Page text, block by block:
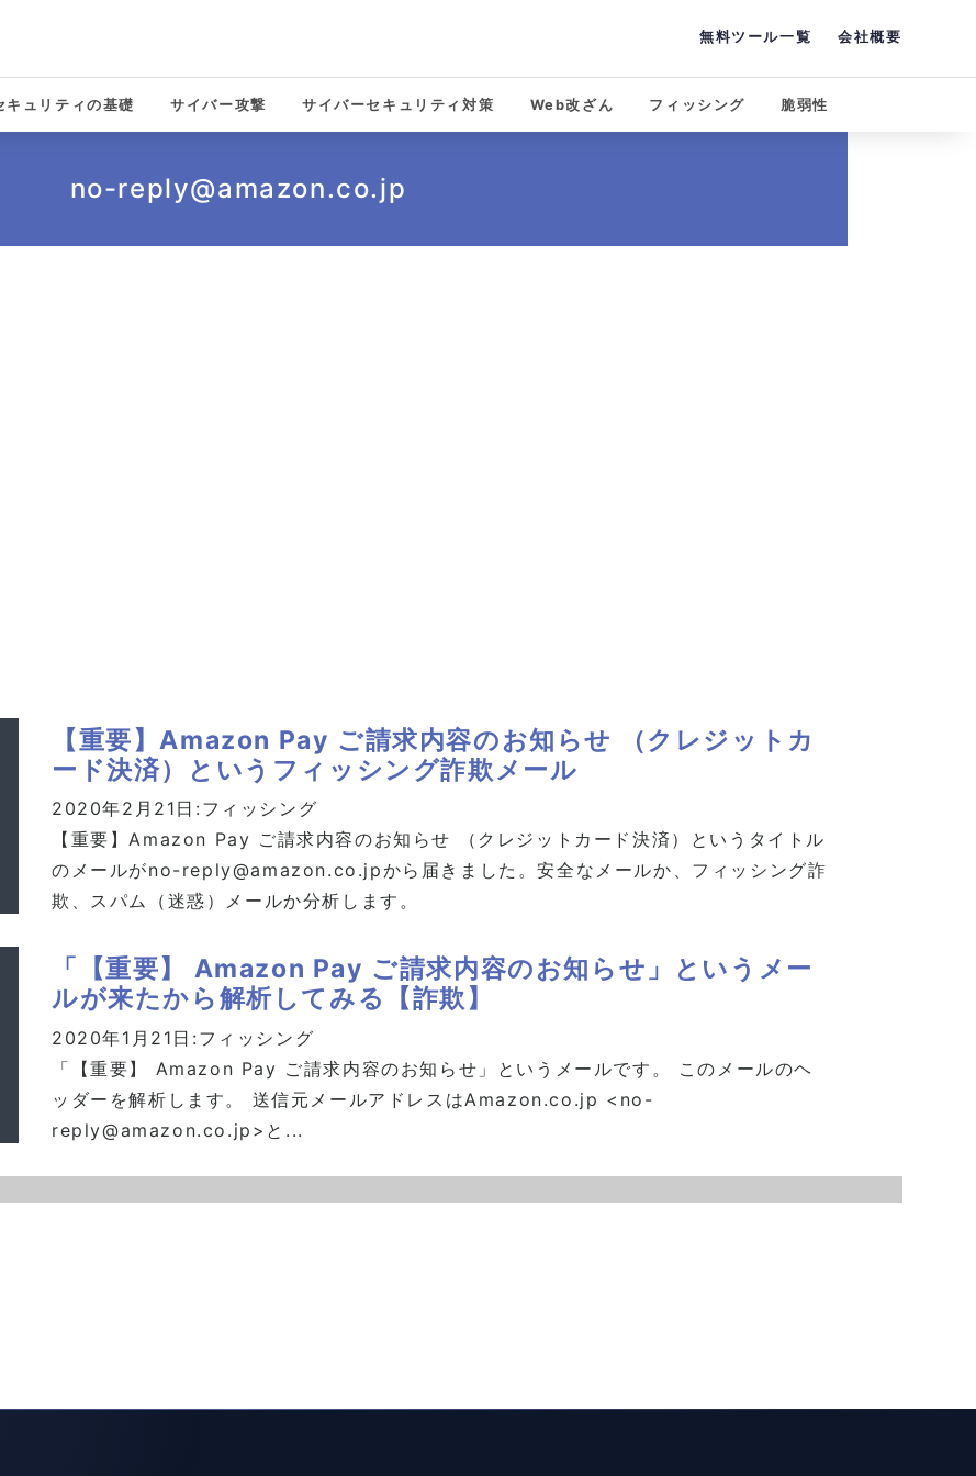
無料ツール一覧 会社概要
キュリティの基礎 サイバー攻撃 サイバーセキュリティ対策 Web改ざん フィッシング 脆弱性
no-reply@amazon.co.jp
【重要】Аmazon Pay ご請求内容のお知らせ （クレジットカ
ード決済）というフィッシング詐欺メール
2020年2月21日: フィッシング
【重要】Аmazon Pay ご請求内容のお知らせ （クレジットカード決済）というタイトル
のメールがno-reply@amazon.co.jpから届きました。安全なメールか、フィッシング詐
欺、スパム（迷惑）メールか分析します。
「【重要】 Amazon Pay ご請求内容のお知らせ」というメー
ルが来たから解析してみる【詐欺】
2020年1月21日: フィッシング
「【重要】 Amazon Pay ご請求内容のお知らせ」というメールです。 このメールのヘ
ッダーを解析します。 送信元メールアドレスはAmazon.co.jp <no-
reply@amazon.co.jp>と...